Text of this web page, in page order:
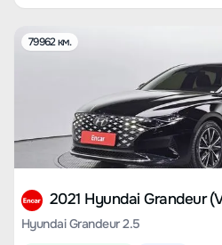
79962 км.
2021 Hyundai Grandeur
Hyundai Grandeur 2.5